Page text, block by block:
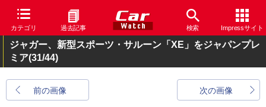
カテゴリ 過去記事 検索 Impressサイト
ジャガー、新型スポーツ・サルーン「XE」をジャパンプレ
ミア(31/44)
前の画像 次の画像